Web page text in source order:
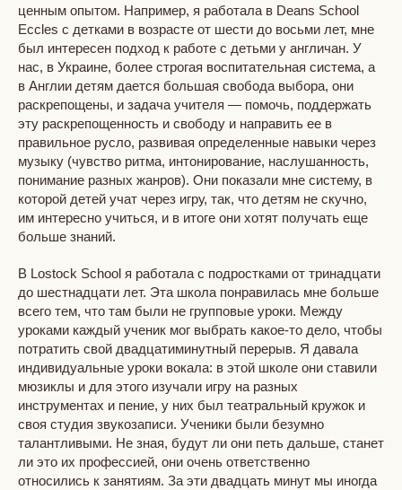
ценным опытом. Например, я работала в Deans School
Eccles с детками в возрасте от шести до восьми лет, мне
был интересен подход к работе с детьми у англичан. У
нас, в Украине, более строгая воспитательная система, а
в Англии детям дается большая свобода выбора, они
раскрепощены, и задача учителя — помочь, поддержать
эту раскрепощенность и свободу и направить ее в
правильное русло, развивая определенные навыки через
музыку (чувство ритма, интонирование, наслушанность,
понимание разных жанров). Они показали мне систему, в
которой детей учат через игру, так, что детям не скучно,
им интересно учиться, и в итоге они хотят получать еще
больше знаний.
В Lostock School я работала с подростками от тринадцати
до шестнадцати лет. Эта школа понравилась мне больше
всего тем, что там были не групповые уроки. Между
уроками каждый ученик мог выбрать какое-то дело, чтобы
потратить свой двадцатиминутный перерыв. Я давала
индивидуальные уроки вокала: в этой школе они ставили
мюзиклы и для этого изучали игру на разных
инструментах и пение, у них был театральный кружок и
своя студия звукозаписи. Ученики были безумно
талантливыми. Не зная, будут ли они петь дальше, станет
ли это их профессией, они очень ответственно
относились к занятиям. За эти двадцать минут мы иногда